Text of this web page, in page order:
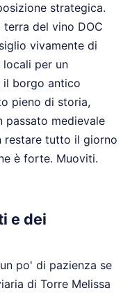
strategica.
del vino DOC
vivamente di
locali per un
il borgo antico
pieno di storia,
passato medievale
restare tutto il giorno
è forte. Muoviti.
e dei
po' di pazienza se
di Torre Melissa